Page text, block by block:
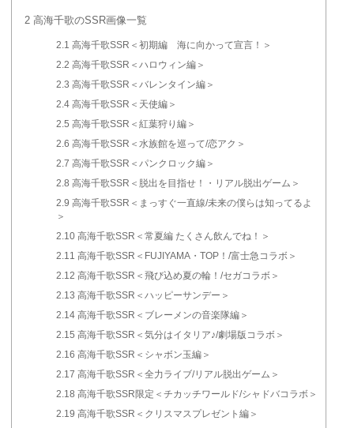
2 高海千歌のSSR画像一覧
2.1 高海千歌SSR＜初期編 海に向かって宣言！＞
2.2 高海千歌SSR＜ハロウィン編＞
2.3 高海千歌SSR＜バレンタイン編＞
2.4高海千歌SSR＜天使編＞
2.5 高海千歌SSR＜紅葉狩り編＞
2.6 高海千歌SSR＜水族館を巡って/恋アク＞
2.7 高海千歌SSR＜パンクロック編＞
2.8 高海千歌SSR＜脱出を目指せ！・リアル脱出ゲーム＞
2.9 高海千歌SSR＜まっすぐ一直線/未来の僕らは知ってるよ
＞
2.10高海千歌SSR＜常夏編 たくさん飲んでね！＞
2.11 高海千歌SSR＜FUJIYAMA・TOP！/富士急コラボ＞
2.12 高海千歌SSR＜飛び込め夏の輪！/セガコラボ＞
2.13 高海千歌SSR＜ハッピーサンデー＞
2.14高海千歌SSR＜ブレーメンの音楽隊編＞
2.15 高海千歌SSR＜気分はイタリア♪/劇場版コラボ＞
2.16 高海千歌SSR＜シャボン玉編＞
2.17 高海千歌SSR＜全力ライブ/リアル脱出ゲーム＞
2.18 高海千歌SSR限定＜チカッチワールド/シャドバコラボ＞
2.19 高海千歌SSR＜クリスマスプレゼント編＞